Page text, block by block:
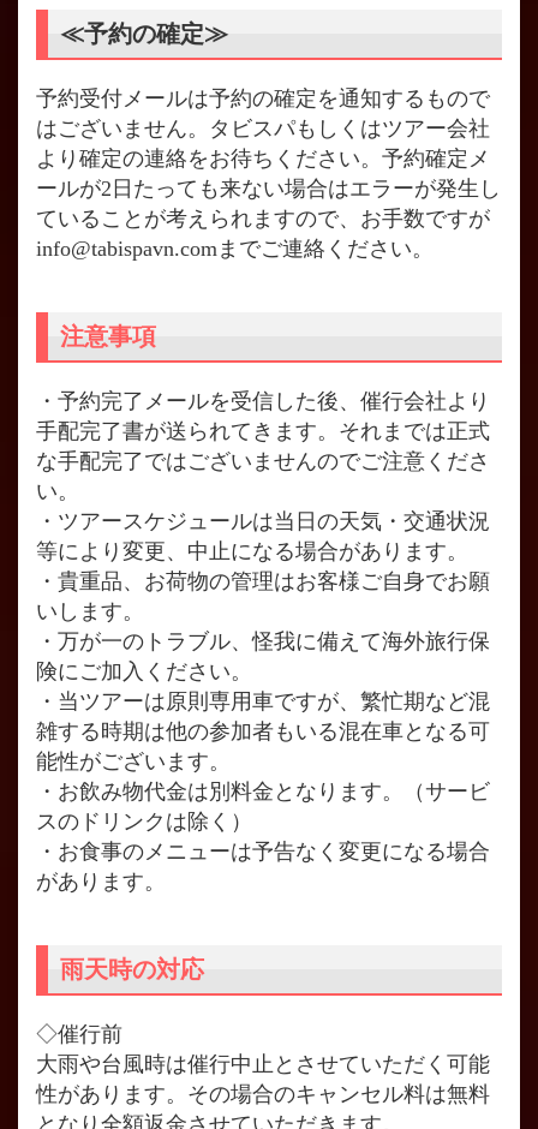
≪予約の確定≫
予約受付メールは予約の確定を通知するもので
はございません。タビスパもしくはツアー会社
より確定の連絡をお待ちください。予約確定メ
ールが2日たっても来ない場合はエラーが発生し
ていることが考えられますので、お手数ですが
info@tabispavn.comまでご連絡ください。
注意事項
・予約完了メールを受信した後、催行会社より
手配完了書が送られてきます。それまでは正式
な手配完了ではございませんのでご注意くださ
い。
・ツアースケジュールは当日の天気・交通状況
等により変更、中止になる場合があります。
・貴重品、お荷物の管理はお客様ご自身でお願
いします。
・万が一のトラブル、怪我に備えて海外旅行保
険にご加入ください。
・当ツアーは原則専用車ですが、繁忙期など混
雑する時期は他の参加者もいる混在車となる可
能性がございます。
・お飲み物代金は別料金となります。（サービ
スのドリンクは除く）
・お食事のメニューは予告なく変更になる場合
があります。
雨天時の対応
◇催行前
大雨や台風時は催行中止とさせていただく可能
性があります。その場合のキャンセル料は無料
となり全額返金させていただきます。